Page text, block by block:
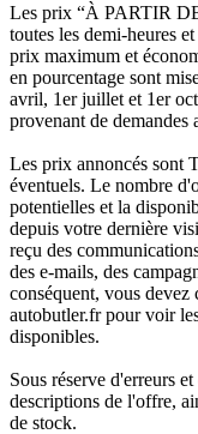
Les prix “À PARTIR
toutes les demi-heures
prix maximum et
en pourcentage sont
avril, 1er juillet et 1er
provenant de demandes
Les prix annoncés sont
éventuels. Le nombre
potentielles et la
depuis votre dernière
reçu des
des e-mails, des
conséquent, vous devez
autobutler.fr pour voir
disponibles.
Sous réserve d'erreurs
descriptions de l'offre,
de stock.